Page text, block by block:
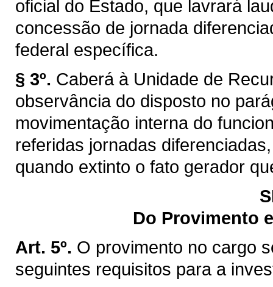
oficial do Estado, que lavrará
concessão de jornada
federal específica.
§ 3º. Caberá à Unidade de
observância do disposto no
movimentação interna do
referidas jornadas
quando extinto o fato gerador
Do Provimento
Art. 5º. O provimento no cargo
seguintes requisitos para a